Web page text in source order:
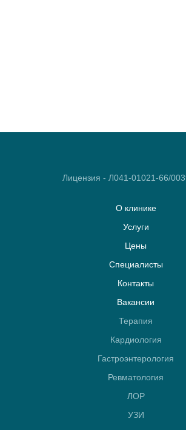
Лицензия - Л041-01021-66/
О клинике
Услуги
Цены
Специалисты
Контакты
Вакансии
Терапия
Кардиология
Гастроэнтерология
Ревматология
ЛОР
УЗИ